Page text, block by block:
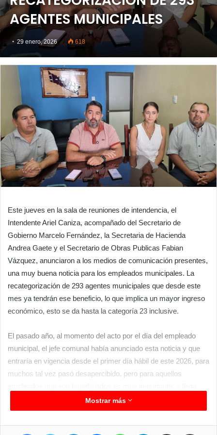
AGENTES MUNICIPALES
29 enero, 2026 618
Este jueves en la sala de reuniones de intendencia, el
Intendente Ariel Caniza, acompañado del Secretario de
Gobierno Marcelo Fernández, la Secretaria de Hacienda
Andrea Gaete y el Secretario de Obras Publicas Fabian
Vázquez, anunciaron a los medios de comunicación presentes,
una muy buena noticia para los empleados municipales. La
recategorización de 293 agentes municipales que desde este
mes ya tendrán ese beneficio, lo que implica un mayor ingreso
económico, esto se da hasta la categoría 23 inclusive.
El pasado año, al momento del acto por el día del empleado
municipal, el jefe comunal había anunciado esta noticia y que
entraría en vigencia desde el primer día hábil de este 2026, para
muchos tal vez pasó desapercibido, pero para aquellos
para aquellos empleados de 10 o mas años en la comuna. Esto
llega para el ejecutivo como para el legislativo, expresó Caniza.
Mostrar más